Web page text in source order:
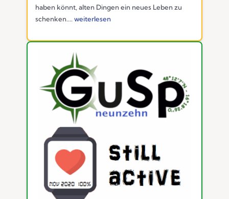
haben könnt, alten Dingen ein neues Leben zu
schenken.... weiterlesen